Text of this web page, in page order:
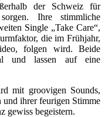
der Schweiz für
Ihre stimmliche
Single „Take Care“,
die im Frühjahr,
folgen wird. Beide
und lassen auf eine
mit groovigen Sounds,
ihrer feurigen Stimme
gewiss begeistern.